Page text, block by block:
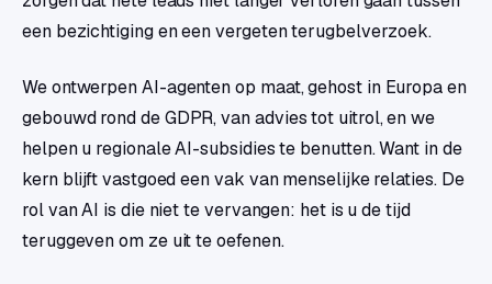
een bezichtiging en een vergeten terugbelverzoek.
We ontwerpen AI-agenten op maat, gehost in Europa en
gebouwd rond de GDPR, van advies tot uitrol, en we
helpen u regionale AI-subsidies te benutten. Want in de
kern blijft vastgoed een vak van menselijke relaties. De
rol van AI is die niet te vervangen: het is u de tijd
teruggeven om ze uit te oefenen.